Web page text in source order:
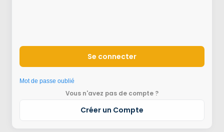
Se connecter
Mot de passe oublié
Vous n'avez pas de compte ?
Créer un Compte